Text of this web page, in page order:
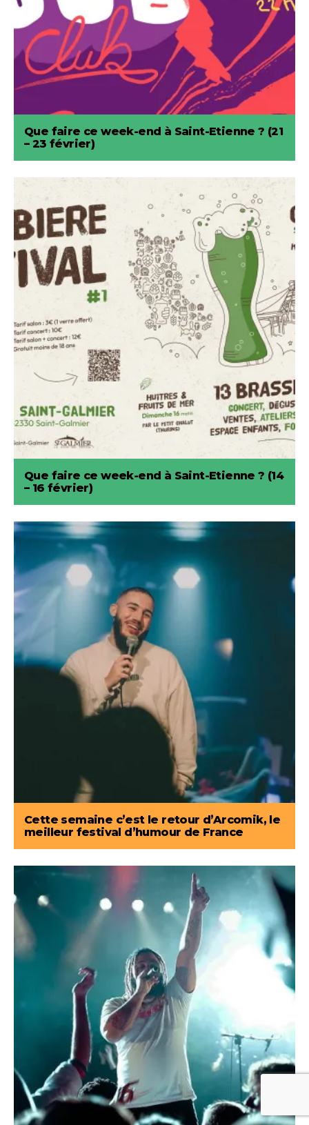
Que faire ce week-end à Saint-Etienne ? (21
– 23 février)
Que faire ce week-end à Saint-Etienne ? (14
– 16 février)
Cette semaine c’est le retour d’Arcomik, le
meilleur festival d’humour de France